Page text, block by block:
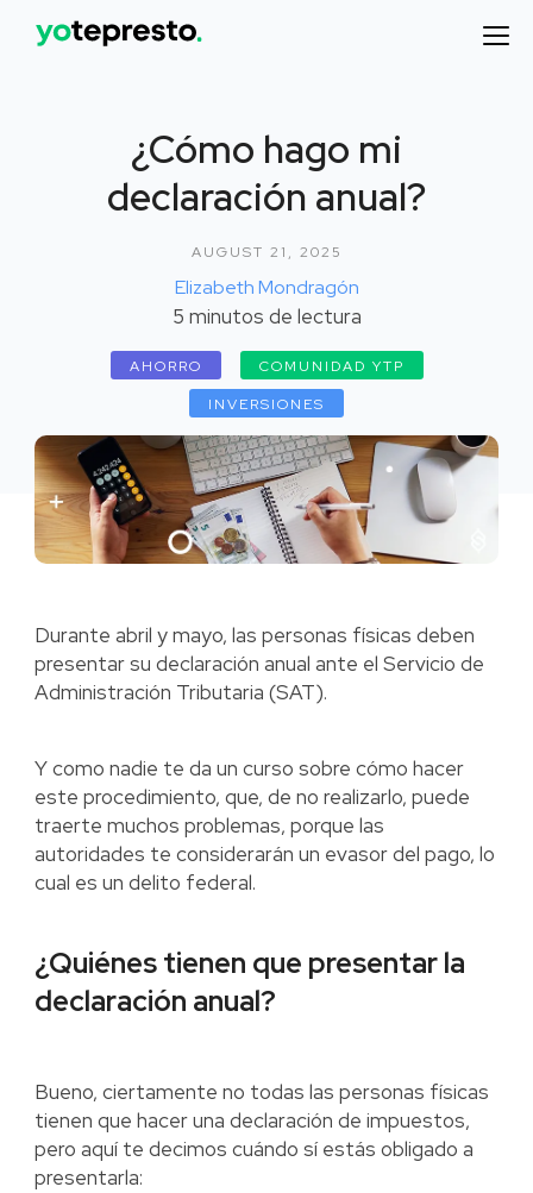
¿Cómo hago mi
declaración anual?
AUGUST 21, 2025
Elizabeth Mondragón
5 minutos de lectura
AHORRO
COMUNIDAD YTP
INVERSIONES
Durante abril y mayo, las personas físicas deben
presentar su declaración anual ante el Servicio de
Administración Tributaria (SAT).
Y como nadie te da un curso sobre cómo hacer
este procedimiento, que, de no realizarlo, puede
traerte muchos problemas, porque las
autoridades te considerarán un evasor del pago, lo
cual es un delito federal.
¿Quiénes tienen que presentar la
declaración anual?
Bueno, ciertamente no todas las personas físicas
tienen que hacer una declaración de impuestos,
pero aquí te decimos cuándo sí estás obligado a
presentarla: